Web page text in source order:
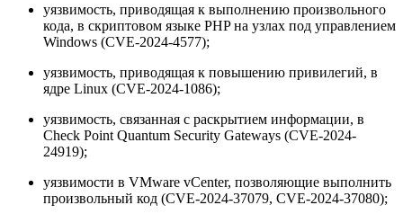
уязвимость, приводящая к выполнению произвольного
кода, в скриптовом языке PHP на узлах под управлением
Windows (CVE-2024-4577);
уязвимость, приводящая к повышению привилегий, в
ядре Linux (CVE-2024-1086);
уязвимость, связанная с раскрытием информации, в
Check Point Quantum Security Gateways (CVE-2024-
24919);
уязвимости в VMware vCenter, позволяющие выполнить
произвольный код (CVE-2024-37079, CVE-2024-37080);